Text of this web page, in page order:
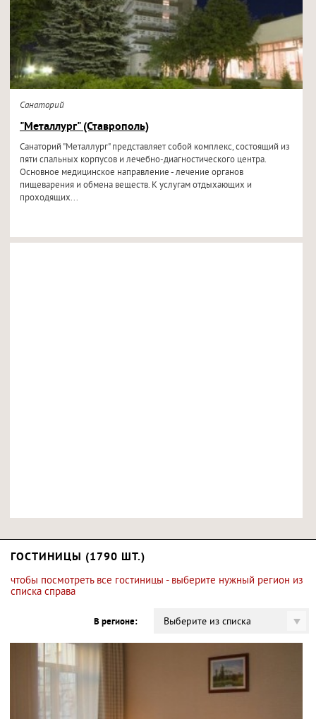
Санаторий
"Металлург" (Ставрополь)
Санаторий "Металлург" представляет собой комплекс, состоящий из
пяти спальных корпусов и лечебно-диагностического центра.
Основное медицинское направление - лечение органов
пищеварения и обмена веществ. К услугам отдыхающих и
проходящих...
ГОСТИНИЦЫ (1790 ШТ.)
чтобы посмотреть все гостиницы - выберите нужный регион из
списка справа
В регионе: Выберите из списка